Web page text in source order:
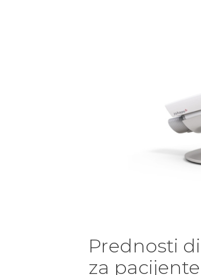
Prednosti
za pacijente